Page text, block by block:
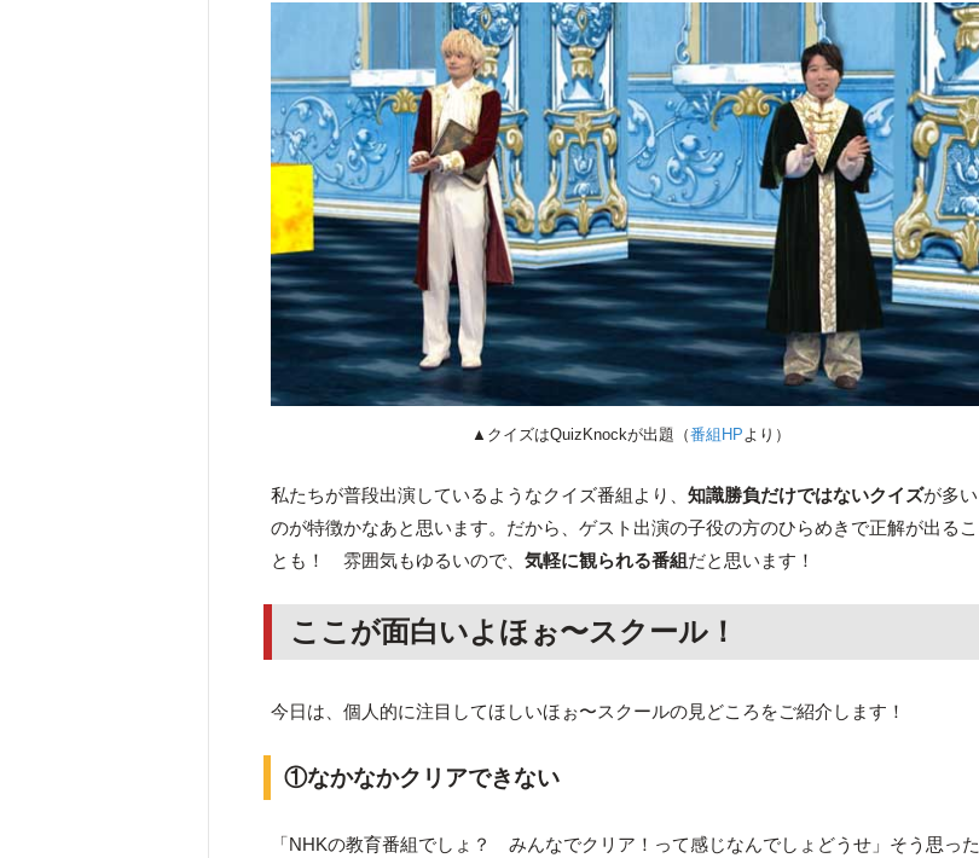
▲クイズはQuizKnockが出題（番組HPより）
私たちが普段出演しているようなクイズ番組より、知識勝負だけではないクイズが多い
のが特徴かなあと思います。だから、ゲスト出演の子役の方のひらめきで正解が出るこ
とも！ 雰囲気もゆるいので、気軽に観られる番組だと思います！
ここが面白いよほぉ〜スクール！
今日は、個人的に注目してほしいほぉ〜スクールの見どころをご紹介します！
①なかなかクリアできない
「NHKの教育番組でしょ？ みんなでクリア！って感じなんでしょどうせ」そう思った